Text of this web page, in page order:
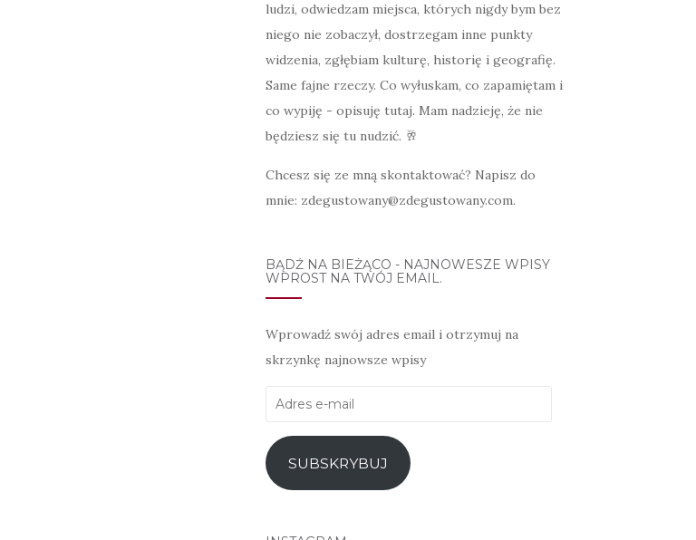
ludzi, odwiedzam miejsca, których nigdy bym bez
niego nie zobaczył, dostrzegam inne punkty
widzenia, zgłębiam kulturę, historię i geografię.
Same fajne rzeczy. Co wyłuskam, co zapamiętam i
co wypiję - opisuję tutaj. Mam nadzieję, że nie
będziesz się tu nudzić. 🥂
Chcesz się ze mną skontaktować? Napisz do
mnie: zdegustowany@zdegustowany.com.
BĄDŹ NA BIEŻĄCO - NAJNOWESZE WPISY
WPROST NA TWÓJ EMAIL.
Wprowadź swój adres email i otrzymuj na
skrzynkę najnowsze wpisy
Adres
mail
SUBSKRYBUJ